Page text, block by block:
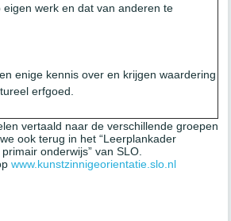
eigen werk en dat van anderen te
enige kennis over en krijgen waardering
erfgoed.
vertaald naar de verschillende groepen
ook terug in het “Leerplankader
onderwijs” van SLO.
www.kunstzinnigeorientatie.slo.nl